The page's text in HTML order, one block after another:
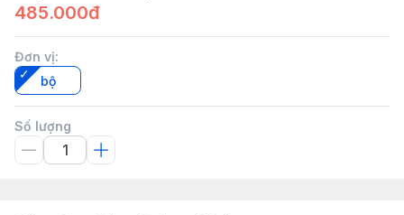
485.000đ
Đơn vị:
bộ
Số lượng